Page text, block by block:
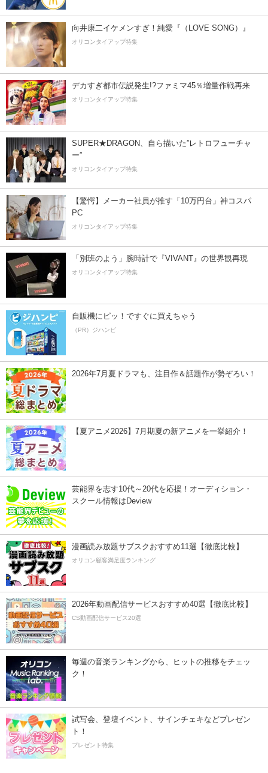
向井康二イケメンすぎ！純愛『（LOVE SONG）』
オリコンタイアップ特集
デカすぎ都市伝説発生!?ファミマ45％増量作戦再来
オリコンタイアップ特集
SUPER★DRAGON、自ら描いた”レトロフューチャ
ー”
オリコンタイアップ特集
【驚愕】メーカー社員が推す「10万円台」神コスパ
PC
オリコンタイアップ特集
「別班のよう」腕時計で『VIVANT』の世界観再現
オリコンタイアップ特集
自販機にピッ！ですぐに買えちゃう
（PR）ジハンピ
2026年7月夏ドラマも、注目作＆話題作が勢ぞろい！
【夏アニメ2026】7月期夏の新アニメを一挙紹介！
芸能界を志す10代～20代を応援！オーディション・
スクール情報はDeview
漫画読み放題サブスクおすすめ11選【徹底比較】
オリコン顧客満足度ランキング
2026年動画配信サービスおすすめ40選【徹底比較】
CS動画配信サービス20選
毎週の音楽ランキングから、ヒットの推移をチェッ
ク！
試写会、登壇イベント、サインチェキなどプレゼン
ト！
プレゼント特集